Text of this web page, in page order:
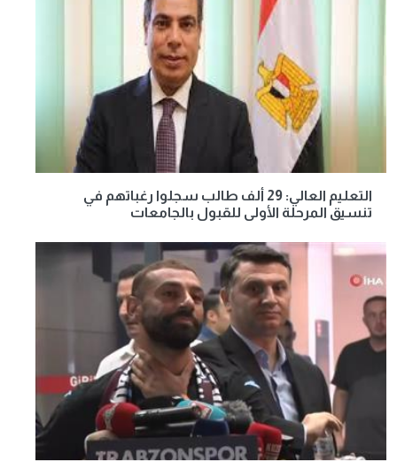
التعليم العالي: 29 ألف طالب سجلوا رغباتهم في
تنسيق المرحلة الأولى للقبول بالجامعات